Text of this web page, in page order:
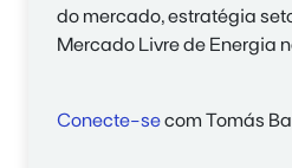
do mercado, estratégia
Mercado Livre de Energia
Conecte-secom Tomás